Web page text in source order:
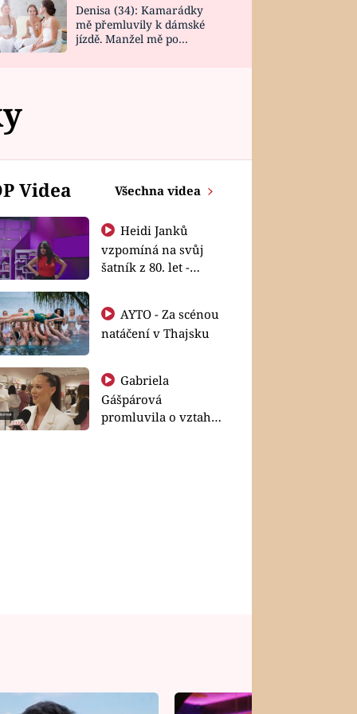
Denisa (34): Kamarádky
mě přemluvily k dámské
jízdě. Manžel mě po
Videa Všechna videa
Heidi Janků
vzpomíná na svůj
šatník z 80. let -
natáčení v Thajsku
Gabriela
Gášpárová
promluvila o vztahu